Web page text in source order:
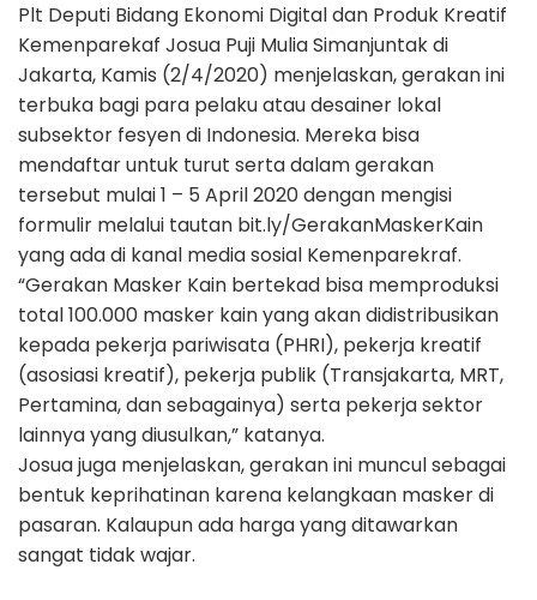
Plt Deputi Bidang Ekonomi Digital dan Produk Kreatif
Kemenparekaf Josua Puji Mulia Simanjuntak di
Jakarta, Kamis (2/4/2020) menjelaskan, gerakan ini
terbuka bagi para pelaku atau desainer lokal
subsektor fesyen di Indonesia. Mereka bisa
mendaftar untuk turut serta dalam gerakan
tersebut mulai 1 – 5 April 2020 dengan mengisi
formulir melalui tautan bit.ly/GerakanMaskerKain
yang ada di kanal media sosial Kemenparekraf.
“Gerakan Masker Kain bertekad bisa memproduksi
total 100.000 masker kain yang akan didistribusikan
kepada pekerja pariwisata (PHRI), pekerja kreatif
(asosiasi kreatif), pekerja publik (Transjakarta, MRT,
Pertamina, dan sebagainya) serta pekerja sektor
lainnya yang diusulkan,” katanya.
Josua juga menjelaskan, gerakan ini muncul sebagai
bentuk keprihatinan karena kelangkaan masker di
pasaran. Kalaupun ada harga yang ditawarkan
sangat tidak wajar.